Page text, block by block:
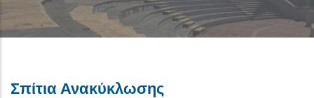
Σπίτια Ανακύκλωσης